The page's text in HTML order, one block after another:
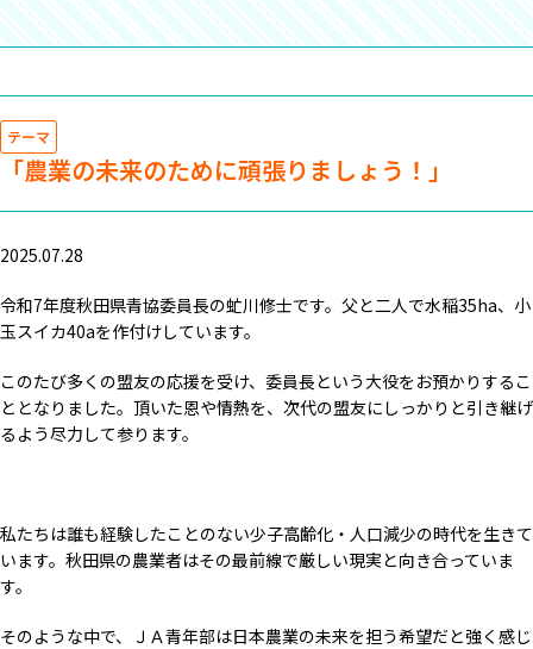
テーマ
「農業の未来のために頑張りましょう！」
2025.07.28
令和7年度秋田県青協委員長の虻川修士です。父と二人で水稲35ha、小
玉スイカ40aを作付けしています。
このたび多くの盟友の応援を受け、委員長という大役をお預かりするこ
ととなりました。頂いた恩や情熱を、次代の盟友にしっかりと引き継げ
るよう尽力して参ります。
私たちは誰も経験したことのない少子高齢化・人口減少の時代を生きて
います。秋田県の農業者はその最前線で厳しい現実と向き合っていま
す。
そのような中で、ＪＡ青年部は日本農業の未来を担う希望だと強く感じ